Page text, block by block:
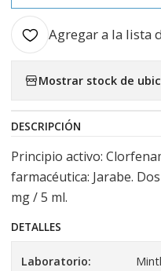
Agregar a la lista
Mostrar stock de
DESCRIPCIÓN
Principio activo:
farmacéutica: Jarabe.
mg / 5 ml.
DETALLES
Laboratorio: